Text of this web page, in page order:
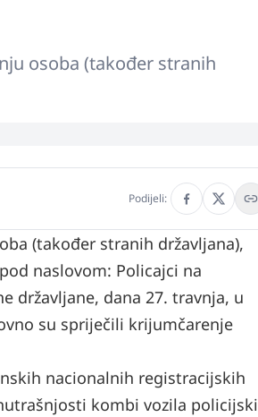
osoba (također stranih
Podijeli:
(također stranih državljana),
naslovom: Policajci na
državljane, dana 27. travnja, u
su spriječili krijumčarenje
nacionalnih registracijskih
kombi vozila policijski